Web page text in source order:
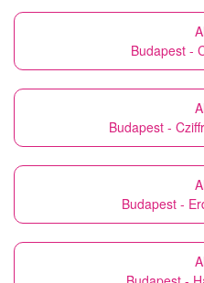
Budapest -
Budapest -
Budapest -